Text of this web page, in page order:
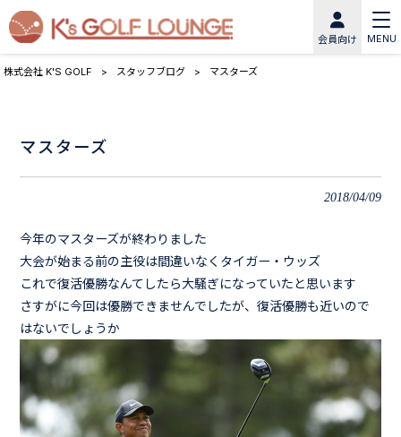
会員向け MENU
株式会社 K'S GOLF > スタッフブログ > マスターズ
マスターズ
2018/04/09
今年のマスターズが終わりました
大会が始まる前の主役は間違いなくタイガー・ウッズ
これで復活優勝なんてしたら大騒ぎになっていたと思います
さすがに今回は優勝できませんでしたが、復活優勝も近いので
はないでしょうか